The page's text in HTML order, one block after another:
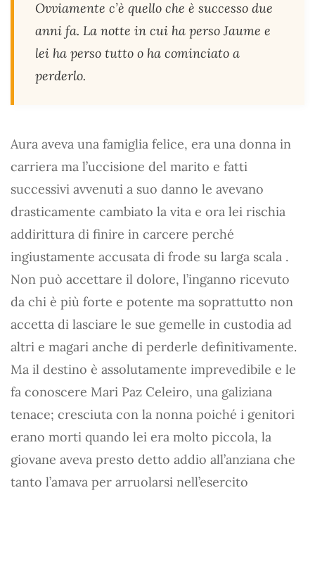
Ovviamente c’è quello che è successo due
anni fa. La notte in cui ha perso Jaume e
lei ha perso tutto o ha cominciato a
perderlo.
Aura aveva una famiglia felice, era una donna in
carriera ma l’uccisione del marito e fatti
successivi avvenuti a suo danno le avevano
drasticamente cambiato la vita e ora lei rischia
addirittura di finire in carcere perché
ingiustamente accusata di frode su larga scala .
Non può accettare il dolore, l’inganno ricevuto
da chi è più forte e potente ma soprattutto non
accetta di lasciare le sue gemelle in custodia ad
altri e magari anche di perderle definitivamente.
Ma il destino è assolutamente imprevedibile e le
fa conoscere Mari Paz Celeiro, una galiziana
tenace; cresciuta con la nonna poiché i genitori
erano morti quando lei era molto piccola, la
giovane aveva presto detto addio all’anziana che
tanto l’amava per arruolarsi nell’esercito